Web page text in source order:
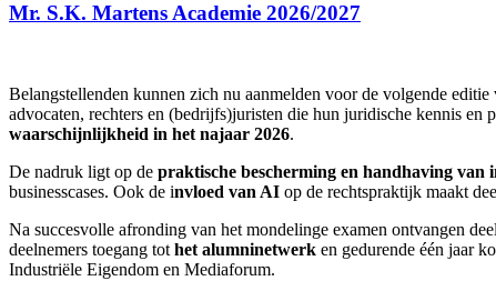
Mr. S.K. Martens Academie 2026/2027
Belangstellenden kunnen zich nu aanmelden voor de volgende editie
advocaten, rechters en (bedrijfs)juristen die hun juridische kennis
waarschijnlijkheid in het najaar 2026.
De nadruk ligt op de praktische bescherming en handhaving van
businesscases. Ook de invloed van AI op de rechtspraktijk maakt
Na succesvolle afronding van het mondelinge examen ontvangen
deelnemers toegang tot het alumninetwerk en gedurende één jaar
Industriële Eigendom en Mediaforum.